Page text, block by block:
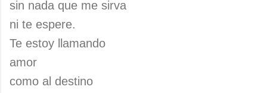
sin nada que me sirva
ni te espere.
Te estoy llamando
amor
como al destino